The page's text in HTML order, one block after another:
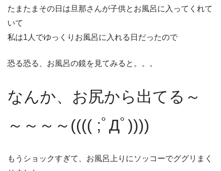
たまたまその日は旦那さんが子供とお風呂に入ってくれて
いて
私は1人でゆっくりお風呂に入れる日だったので
恐る恐る、お風呂の鏡を見てみると。。。
なんか、お尻から出てる～
～～～～(((( ;ﾟДﾟ))))
もうショックすぎて、お風呂上りにソッコーでググリまく